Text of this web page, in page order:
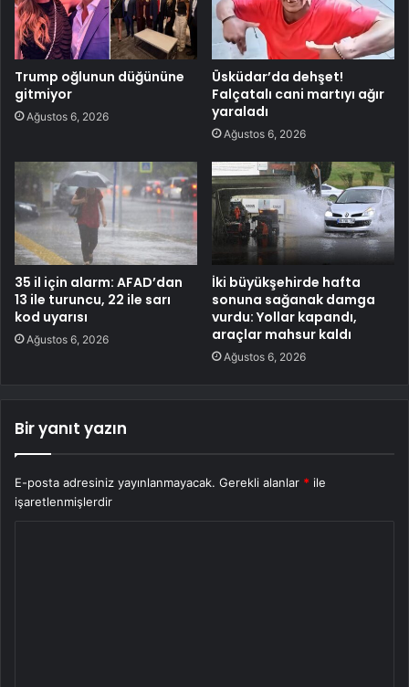
Trump oğlunun düğününe
gitmiyor
Ağustos 6, 2026
Üsküdar’da dehşet!
Falçatalı cani martıyı ağır
yaraladı
Ağustos 6, 2026
35 il için alarm: AFAD’dan
13 ile turuncu, 22 ile sarı
kod uyarısı
Ağustos 6, 2026
İki büyükşehirde hafta
sonuna sağanak damga
vurdu: Yollar kapandı,
araçlar mahsur kaldı
Ağustos 6, 2026
Bir yanıt yazın
E-posta adresiniz yayınlanmayacak. Gerekli alanlar * ile
işaretlenmişlerdir